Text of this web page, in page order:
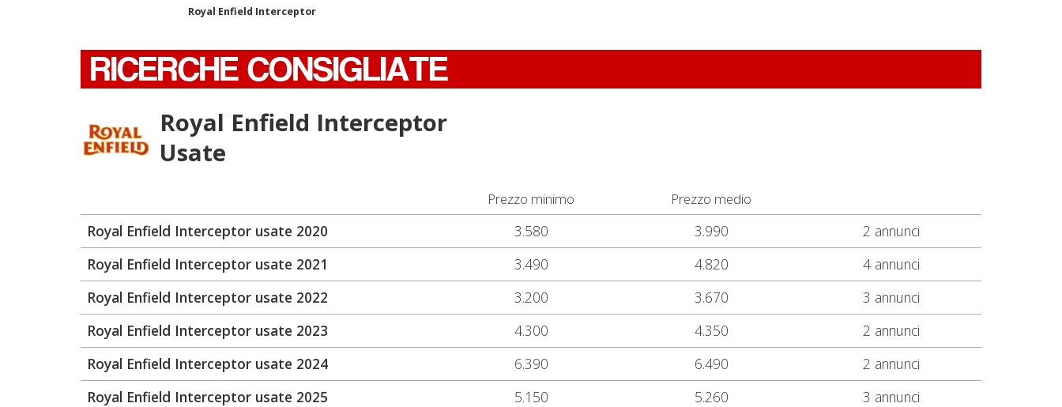
Royal Enfield Interceptor
RICERCHE CONSIGLIATE
Royal Enfield Interceptor
Usate
Prezzo minimo Prezzo medio
Royal Enfield Interceptor usate 2020 3.580 3.990
2 annunci
Royal Enfield Interceptor usate 2021
3.490 4.820
4 annunci
Royal Enfield Interceptor usate 2022
3.200 3.670
3 annunci
Royal Enfield Interceptor usate 2023
4.300 4.350
2 annunci
Royal Enfield Interceptor usate 2024
6.390 6.490
2 annunci
Royal Enfield Interceptor usate 2025
5.150 5.260 3 annunci